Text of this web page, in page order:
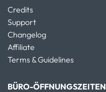
Credits
Support
Changelog
Affiliate
Terms & Guidelines
BÜRO-ÖFFNUNGSZEITEN